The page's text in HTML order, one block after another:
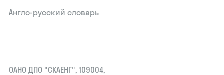
Англо-русский словарь
ОАНО ДПО "СКАЕНГ", 109004,